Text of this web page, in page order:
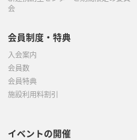
会
会員制度・特典
入会案内
会員数
会員特典
施設利用料割引
イベントの開催